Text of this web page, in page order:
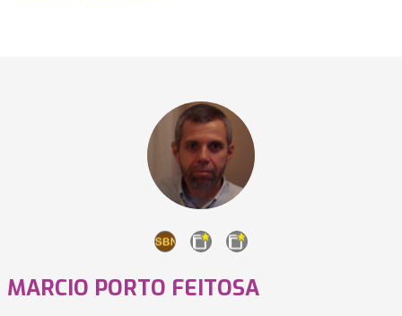
MARCIO PORTO FEITOSA